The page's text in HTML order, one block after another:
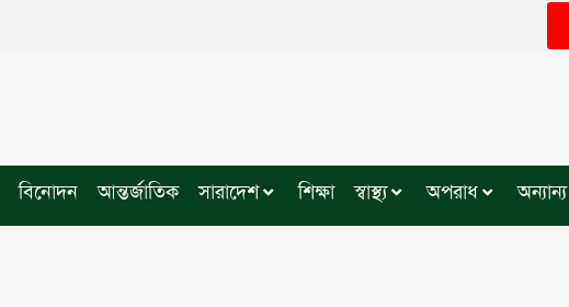
বিনোদন আন্তর্জাতিক সারাদেশ শিক্ষা স্বাস্থ্য অপরাধ অন্যান্য